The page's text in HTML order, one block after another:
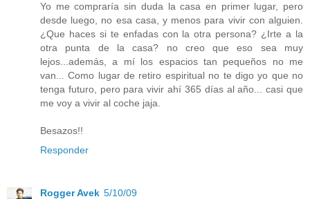
Yo me compraría sin duda la casa en primer lugar, pero
desde luego, no esa casa, y menos para vivir con alguien.
¿Que haces si te enfadas con la otra persona? ¿Irte a la
otra punta de la casa? no creo que eso sea muy
lejos...además, a mí los espacios tan pequeños no me
van... Como lugar de retiro espiritual no te digo yo que no
tenga futuro, pero para vivir ahí 365 días al año... casi que
me voy a vivir al coche jaja.
Besazos!!
Responder
Rogger Avek 5/10/09